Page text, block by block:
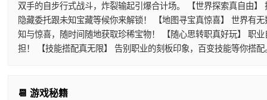
双手的自步行式战斗，炸裂输起引爆合计场。 【世界探索真自由
隐藏委托跟未知宝藏等候你来解锁！ 【地图寻宝真惊喜】 世界有
知与惊喜，随时间随地获取珍稀宝物！ 【随心思转职真好玩】 职
担！ 【技能搭配真无限】 告别职业的刻板印象，百变技能等你搭
📆 游戏秘籍